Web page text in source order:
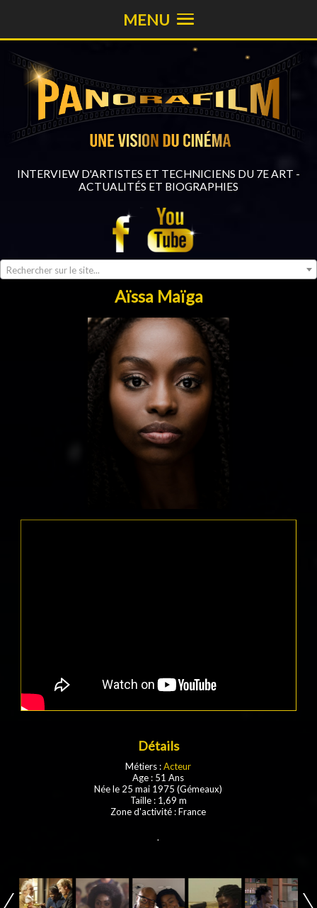
INTERVIEW D'ARTISTES ET TECHNICIENS DU 7E ART -
ACTUALITÉS ET BIOGRAPHIES
Rechercher sur le site...
MENU
Aïssa Maïga
Détails
Métiers :Acteur
Age : 51 Ans
Née le 25 mai 1975 (Gémeaux)
Taille : 1,69 m
Zone d'activité : France
.